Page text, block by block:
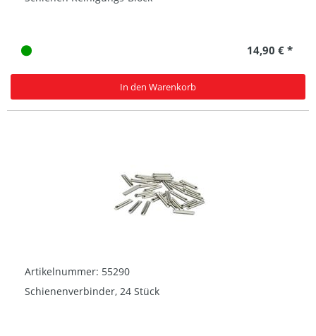
14,90 € *
In den Warenkorb
Artikelnummer: 55290
Schienenverbinder, 24 Stück